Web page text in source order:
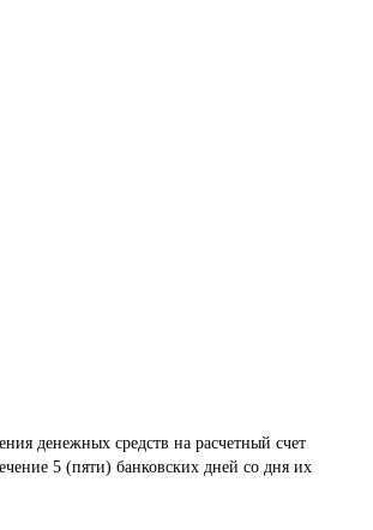
денежных средств на расчетный счет
5 (пяти) банковских дней со дня их